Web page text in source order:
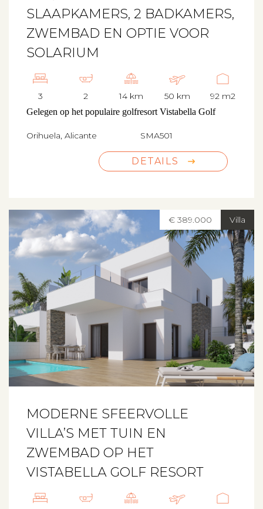
SLAAPKAMERS, 2 BADKAMERS,
ZWEMBAD EN OPTIE VOOR
SOLARIUM
3 2 14 km 50 km 92 m2
Gelegen op het populaire golfresort Vistabella Golf
Orihuela, Alicante SMA501
DETAILS
Villa
€ 389.000
MODERNE SFEERVOLLE
VILLA’S MET TUIN EN
ZWEMBAD OP HET
VISTABELLA GOLF RESORT